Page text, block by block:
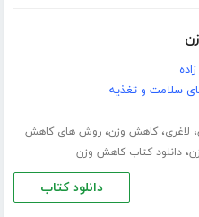
سلامت و تغذیه
، لاغری،کاهش وزن،روش های کاهش
،دانلود کتاب کاهش وزن
دانلود کتاب